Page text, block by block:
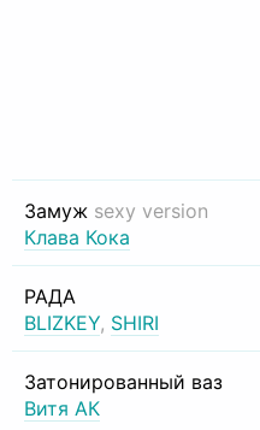
Замуж sexy version
Клава Кока
РАДА
BLIZKEY, SHIRI
Затонированный ваз
Витя АК